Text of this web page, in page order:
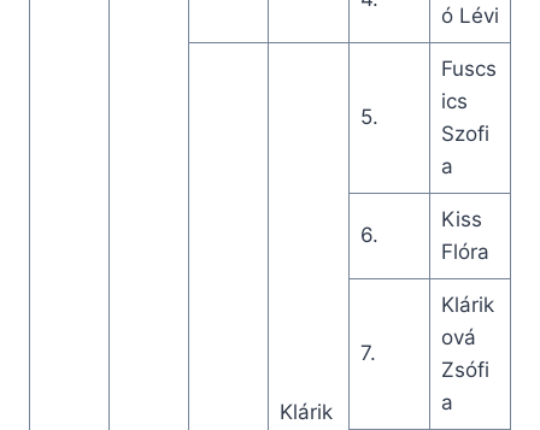
ó Lévi
Klárik
5.
Fuscs
ics
Szofi
a
6.
Kiss
Flóra
7.
Klárik
ová
Zsófi
a